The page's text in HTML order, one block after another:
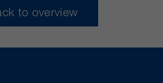
to overview